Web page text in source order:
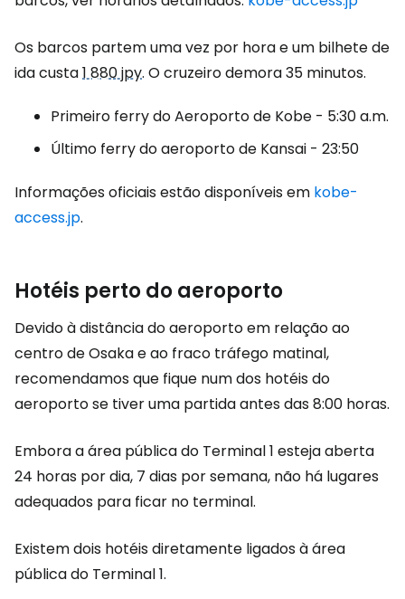
Os barcos partem uma vez por hora e um bilhete de
ida custa1 880 jpy. O cruzeiro demora 35 minutos.
Primeiro ferry do Aeroporto de Kobe - 5:30 a.m.
Último ferry do aeroporto de Kansai - 23:50
Informações oficiais estão disponíveis em kobe-
access.jp.
Hotéis perto do aeroporto
Devido à distância do aeroporto em relação ao
centro de Osaka e ao fraco tráfego matinal,
recomendamos que fique num dos hotéis do
aeroporto se tiver uma partida antes das 8:00 horas.
Embora a área pública do Terminal 1 esteja aberta
24 horas por dia, 7 dias por semana, não há lugares
adequados para ficar no terminal.
Existem dois hotéis diretamente ligados à área
pública do Terminal 1.